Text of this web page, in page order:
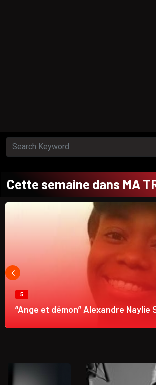
Cette semaine dans MA
5
“Ange et démon” Alexandre Naylie